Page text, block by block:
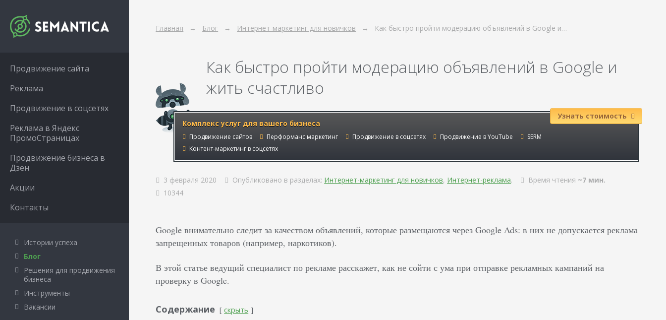
Главная Блог Интернет-маркетинг для новичков Как быстро пройти модерацию объявлений в Google и…
Как быстро пройти модерацию объявлений в Google и
жить счастливо
Комплекс услуг для вашего бизнеса
Продвижение сайтов Перформанс маркетинг Продвижение в соцсетях Продвижение в YouTube
SERM
Контент-маркетинг в соцсетях
Узнать стоимость
3 февраля 2020 Опубликовано в разделах: Интернет-маркетинг для новичков, Интернет-реклама. Время чтения ~7 мин.
10344
Google внимательно следит за качеством объявлений, которые размещаются через Google Ads: в них не допускается реклама
запрещенных товаров (например, наркотиков).
В этой статье ведущий специалист по рекламе расскажет, как не сойти с ума при отправке рекламных кампаний на
проверку в Google.
Содержание скрыть
Продвижение сайта
Реклама
Продвижение в соцсетях
Реклама в Яндекс
ПромоСтраницах
Продвижение бизнеса в
Дзен
Акции
Контакты
Истории успеха
Блог
Решения для продвижения
бизнеса
Инструменты
Вакансии